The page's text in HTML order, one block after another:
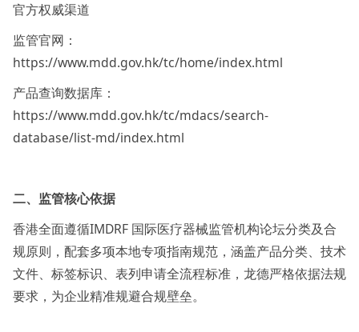
官方权威渠道
监管官网：
https://www.mdd.gov.hk/tc/home/index.html
产品查询数据库：
https://www.mdd.gov.hk/tc/mdacs/search-
database/list-md/index.html
二、监管核心依据
香港全面遵循IMDRF 国际医疗器械监管机构论坛分类及合
规原则，配套多项本地专项指南规范，涵盖产品分类、技术
文件、标签标识、表列申请全流程标准，龙德严格依据法规
要求，为企业精准规避合规壁垒。